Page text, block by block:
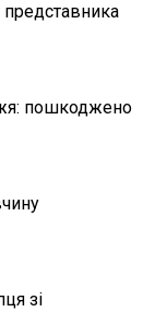
представника
пошкоджено
зі